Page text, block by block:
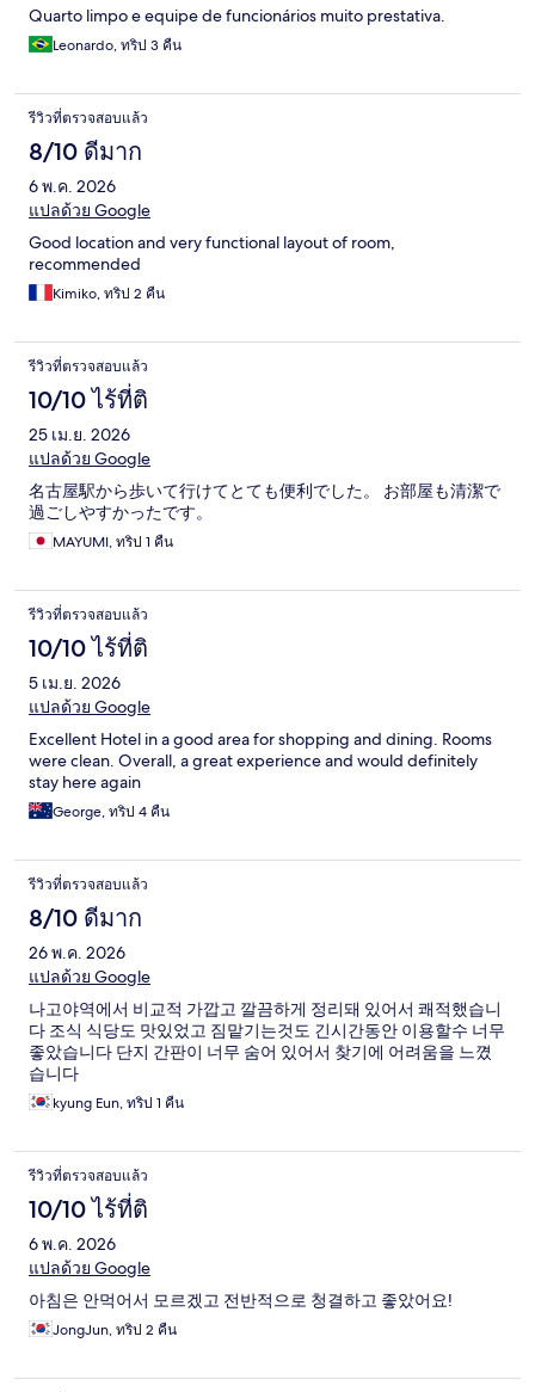
Quarto limpo e equipe de funcionários muito prestativa.
Leonardo, ทริป 3 คืน
รีวิวที่ตรวจสอบแล้ว
8/10 ดีมาก
6 พ.ค. 2026
แปลด้วย Google
Good location and very functional layout of room,
recommended
Kimiko, ทริป 2 คืน
รีวิวที่ตรวจสอบแล้ว
10/10 ไร้ที่ติ
25 เม.ย. 2026
แปลด้วย Google
名古屋駅から歩いて行けてとても便利でした。 お部屋も清潔で
過ごしやすかったです。
MAYUMI, ทริป 1 คืน
รีวิวที่ตรวจสอบแล้ว
10/10 ไร้ที่ติ
5 เม.ย. 2026
แปลด้วย Google
Excellent Hotel in a good area for shopping and dining. Rooms
were clean. Overall, a great experience and would definitely
stay here again
George, ทริป 4 คืน
รีวิวที่ตรวจสอบแล้ว
8/10 ดีมาก
26 พ.ค. 2026
แปลด้วย Google
나고야역에서 비교적 가깝고 깔끔하게 정리돼 있어서 쾌적했습니
다 조식 식당도 맛있었고 짐맡기는것도 긴시간동안 이용할수 너무
좋았습니다 단지 간판이 너무 숨어 있어서 찾기에 어려움을 느꼈
습니다
kyung Eun, ทริป 1 คืน
รีวิวที่ตรวจสอบแล้ว
10/10 ไร้ที่ติ
6 พ.ค. 2026
แปลด้วย Google
아침은 안먹어서 모르겠고 전반적으로 청결하고 좋았어요!
JongJun, ทริป 2 คืน